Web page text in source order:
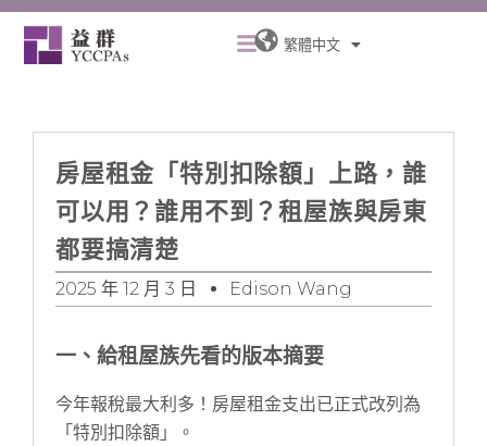
跳
Menu繁體中文
房屋租金「特別扣除額」上路，誰
可以用？誰用不到？租屋族與房東
都要搞清楚
2025 年 12 月 3 日 Edison Wang
一、給租屋族先看的版本摘要
今年報稅最大利多！房屋租金支出已正式改列為
「特別扣除額」。